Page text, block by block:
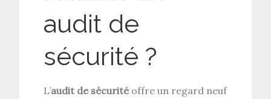
audit de
sécurité ?
L’audit de sécuritéoffre un regard neuf